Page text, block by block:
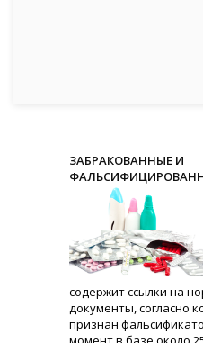
ЗАБРАКОВАННЫЕ И
содержит ссылки на
документы, согласно
признан